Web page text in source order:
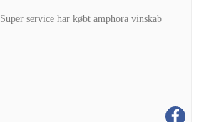
Super service har købt amphora vinskab